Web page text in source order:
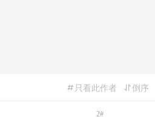
倒序
只看此作者
2#